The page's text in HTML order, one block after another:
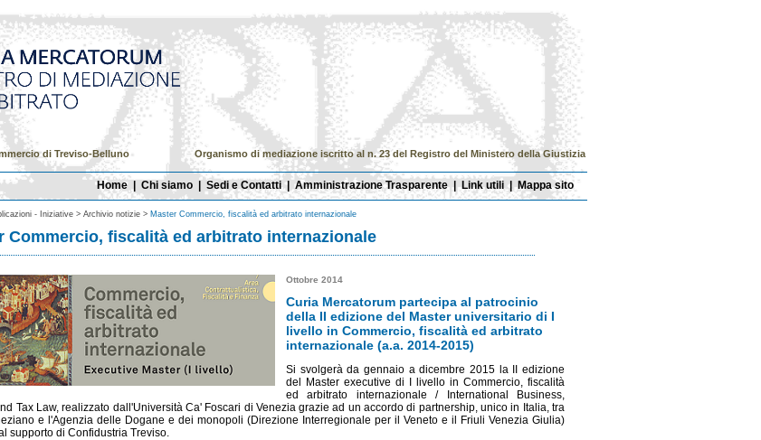
di Treviso-Belluno Organismo di mediazione iscritto al n. 23 del Registro del Ministero della Giustizia
Home Chi siamo Sedi e Contatti| Amministrazione Trasparente|Link utili |Mappa sito
- Iniziative > Archivio notizie > Master Commercio, fiscalità ed arbitrato internazionale
Commercio, fiscalità ed arbitrato internazionale
Ottobre 2014
Curia Mercatorum partecipa al patrocinio
della II edizione del Master universitario di I
livello in Commercio, fiscalità ed arbitrato
internazionale (a.a. 2014-2015)
Si svolgerà da gennaio a dicembre 2015 la II edizione
del Master executive di I livello in Commercio, fiscalità
ed arbitrato internazionale / International Business,
Tax Law, realizzato dall'Università Ca' Foscari di Venezia grazie ad un accordo di partnership, unico in Italia, tra
e l'Agenzia delle Dogane e dei monopoli (Direzione Interregionale per il Veneto e il Friuli Venezia Giulia)
supporto di Confidustria Treviso.